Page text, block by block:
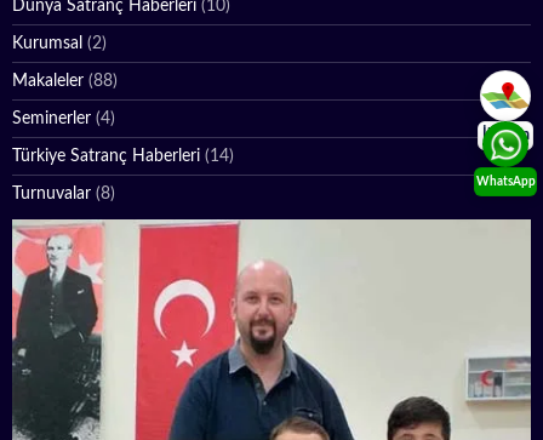
İletişim
WhatsApp
Dünya Satranç Haberleri (10)
Kurumsal (2)
Makaleler (88)
Seminerler (4)
Türkiye Satranç Haberleri (14)
Turnuvalar (8)